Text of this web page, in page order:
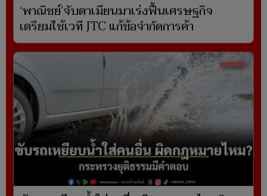
‘พาณิชย์’จับตาเมียนมาเร่งฟื้นเศรษฐกิจ
เตรียมใช้เวที JTC แก้ข้อจำกัดการค้า